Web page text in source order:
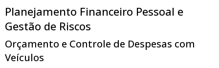
Planejamento Financeiro Pessoal e
Gestão de Riscos
Orçamento e Controle de Despesas com
Veículos